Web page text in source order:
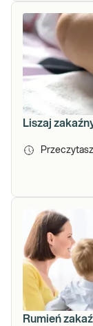
Liszaj
Rumień